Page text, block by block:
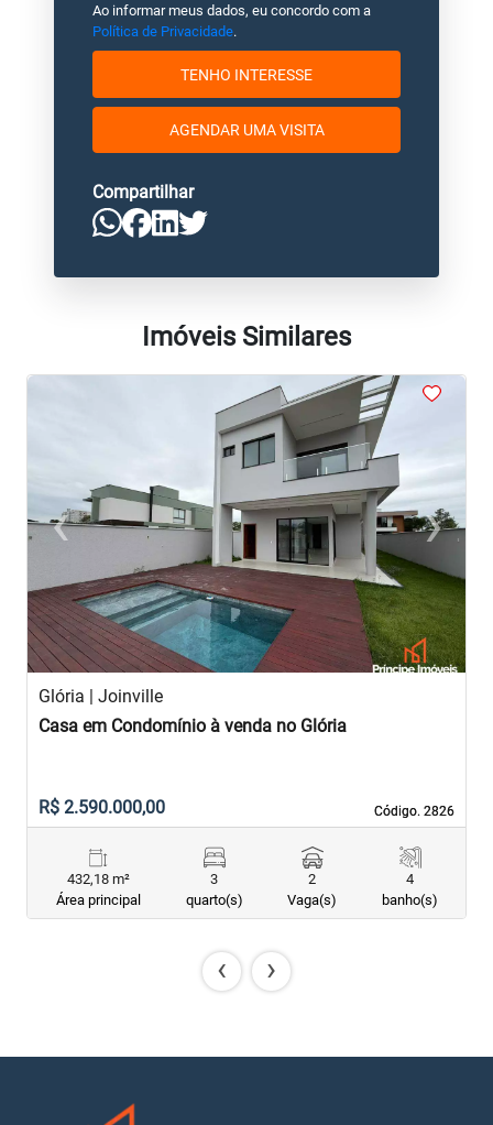
Ao informar meus dados, eu concordo com a
Política de Privacidade.
TENHO INTERESSE
AGENDAR UMA VISITA
Compartilhar
Imóveis Similares
‹Previous ›Next
Glória | Joinville
Código. 2826
Código. 2826
Casa em Condomínio à venda no Glória
R$ 2.590.000,00
432,18 m²
Área principal
3
quarto(s)
2
Vaga(s)
4
banho(s)
‹ ›